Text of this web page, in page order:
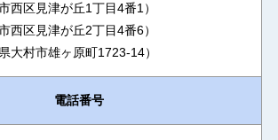
西区見津が丘1丁目4番1）
西区見津が丘2丁目4番6）
大村市雄ヶ原町1723-14）
電話番号